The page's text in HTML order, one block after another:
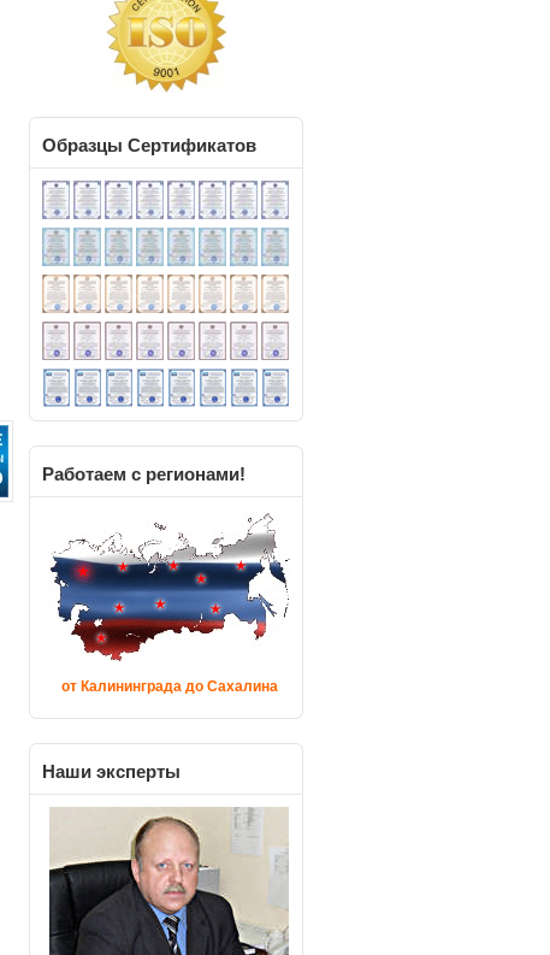
Образцы Сертификатов
Работаем с регионами!
от Калининграда до Сахалина
Наши эксперты